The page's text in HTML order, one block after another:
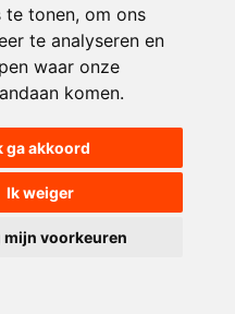
tonen, om ons
te analyseren en
waar onze
komen.
ga akkoord
Ik weiger
voorkeuren